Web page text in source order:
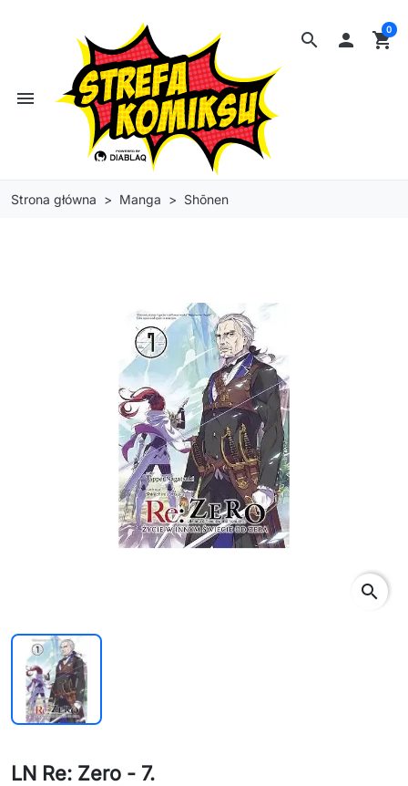
search
menu
 shopping_cart
0
Strona główna Manga Shōnen
search
LN Re: Zero - 7.